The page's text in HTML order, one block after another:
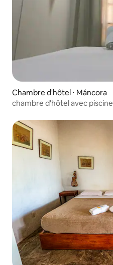
Chambre d'hôtel ⋅ Máncora
chambre d'hôtel avec piscine